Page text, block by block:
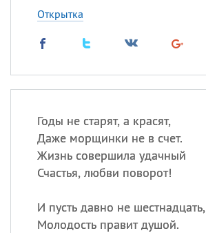
Открытка
Годы не старят, а красят,
Даже морщинки не в счет.
Жизнь совершила удачный
Счастья, любви поворот!
И пусть давно не шестнадцать,
Молодость правит душой.